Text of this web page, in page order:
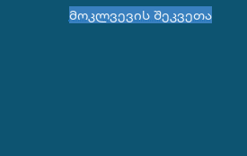
მოკლვევის შეკვეთა